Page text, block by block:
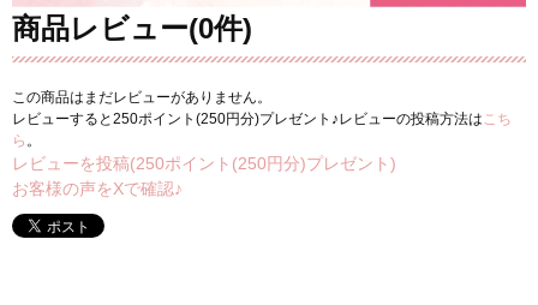
商品レビュー(0件)
この商品はまだレビューがありません。
レビューすると250ポイント(250円分)プレゼント♪レビューの投稿方法はこち
ら 。
レビューを投稿(250ポイント(250円分)プレゼント)
お客様の声をXで確認♪